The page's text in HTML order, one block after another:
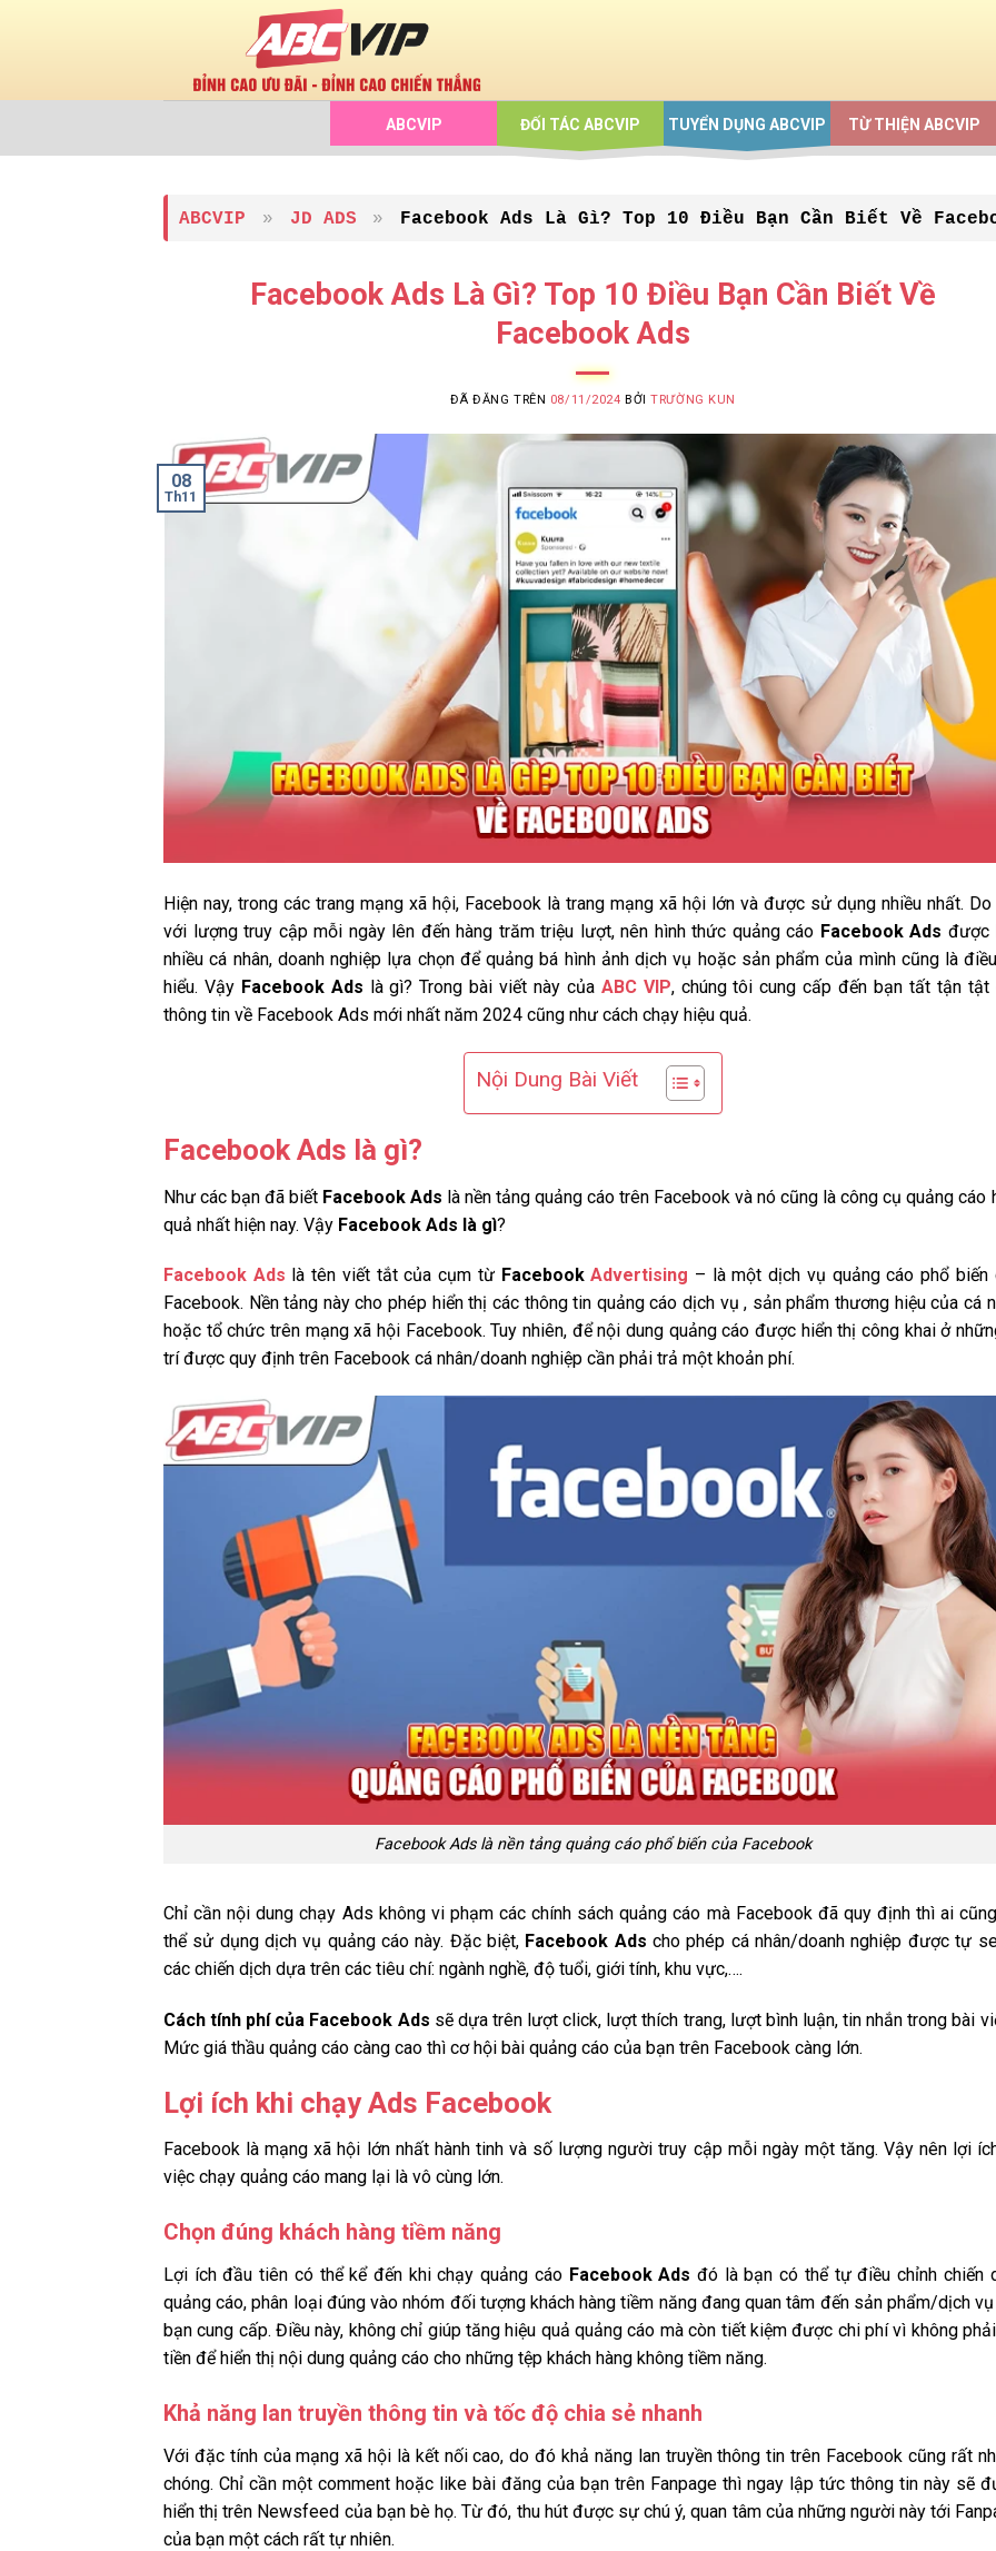
dung
ABCVIP ĐỐI TÁC ABCVIP TUYỂN DỤNG ABCVIP TỪ THIỆN ABCVIP
ABCVIP » JD ADS » Facebook Ads Là Gì? Top 10 Điều Bạn Cần Biết Về
Facebook Ads Là Gì? Top 10 Điều Bạn Cần Biết Về
Facebook Ads
ĐÃ ĐĂNG TRÊN 08/11/2024 BỞITRƯỜNG KUN
08
Th11
Hiện nay, trong các trang mạng xã hội, Facebook là trang mạng xã hội lớn và được sử dụng nhiều nhất.
với lượng truy cập mỗi ngày lên đến hàng trăm triệu lượt, nên hình thức quảng cáo Facebook Ads được
nhiều cá nhân, doanh nghiệp lựa chọn để quảng bá hình ảnh dịch vụ hoặc sản phẩm của mình cũng là
hiểu. Vậy Facebook Ads là gì? Trong bài viết này của ABC VIP, chúng tôi cung cấp đến bạn tất tận tật
thông tin về Facebook Ads mới nhất năm 2024 cũng như cách chạy hiệu quả.
Nội Dung Bài Viết
Facebook Ads là gì?
Như các bạn đã biết Facebook Ads là nền tảng quảng cáo trên Facebook và nó cũng là công cụ quảng cáo
quả nhất hiện nay. Vậy Facebook Ads là gì?
Facebook Ads là tên viết tắt của cụm từ FacebookAdvertising – là một dịch vụ quảng cáo phổ biến
Facebook. Nền tảng này cho phép hiển thị các thông tin quảng cáo dịch vụ , sản phẩm thương hiệu của cá
hoặc tổ chức trên mạng xã hội Facebook. Tuy nhiên, để nội dung quảng cáo được hiển thị công khai ở
trí được quy định trên Facebook cá nhân/doanh nghiệp cần phải trả một khoản phí.
Facebook Ads là nền tảng quảng cáo phổ biến của Facebook
Chỉ cần nội dung chạy Ads không vi phạm các chính sách quảng cáo mà Facebook đã quy định thì ai
thể sử dụng dịch vụ quảng cáo này. Đặc biệt, Facebook Ads cho phép cá nhân/doanh nghiệp được tự
các chiến dịch dựa trên các tiêu chí: ngành nghề, độ tuổi, giới tính, khu vực,….
Cách tính phí của Facebook Ads sẽ dựa trên lượt click, lượt thích trang, lượt bình luận, tin nhắn trong bài
Mức giá thầu quảng cáo càng cao thì cơ hội bài quảng cáo của bạn trên Facebook càng lớn.
Lợi ích khi chạy Ads Facebook
Facebook là mạng xã hội lớn nhất hành tinh và số lượng người truy cập mỗi ngày một tăng. Vậy nên lợi
việc chạy quảng cáo mang lại là vô cùng lớn.
Chọn đúng khách hàng tiềm năng
Lợi ích đầu tiên có thể kể đến khi chạy quảng cáo Facebook Ads đó là bạn có thể tự điều chỉnh chiến
quảng cáo, phân loại đúng vào nhóm đối tượng khách hàng tiềm năng đang quan tâm đến sản phẩm/dịch
bạn cung cấp. Điều này, không chỉ giúp tăng hiệu quả quảng cáo mà còn tiết kiệm được chi phí vì không
tiền để hiển thị nội dung quảng cáo cho những tệp khách hàng không tiềm năng.
Khả năng lan truyền thông tin và tốc độ chia sẻ nhanh
Với đặc tính của mạng xã hội là kết nối cao, do đó khả năng lan truyền thông tin trên Facebook cũng rất
chóng. Chỉ cần một comment hoặc like bài đăng của bạn trên Fanpage thì ngay lập tức thông tin này sẽ
hiển thị trên Newsfeed của bạn bè họ. Từ đó, thu hút được sự chú ý, quan tâm của những người này tới
của bạn một cách rất tự nhiên.